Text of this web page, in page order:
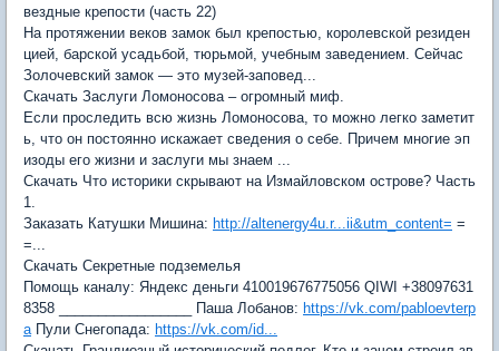
вездные крепости (часть 22)
На протяжении веков замок был крепостью, королевской резиден
цией, барской усадьбой, тюрьмой, учебным заведением. Сейчас
Золочевский замок — это музей-заповед...
Скачать Заслуги Ломоносова – огромный миф.
Если проследить всю жизнь Ломоносова, то можно легко заметит
ь, что он постоянно искажает сведения о себе. Причем многие эп
изоды его жизни и заслуги мы знаем ...
Скачать Что историки скрывают на Измайловском острове? Часть
1.
Заказать Катушки Мишина: http://altenergy4u.r...ii&utm_content= =
=...
Скачать Секретные подземелья
Помощь каналу: Яндекс деньги 410019676775056 QIWI +38097631
8358 _________________ Паша Лобанов: https://vk.com/pabloevterp
aПули Снегопада: https://vk.com/id...